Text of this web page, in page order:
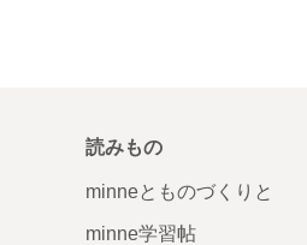
読みもの
minneとものづくりと
minne学習帖